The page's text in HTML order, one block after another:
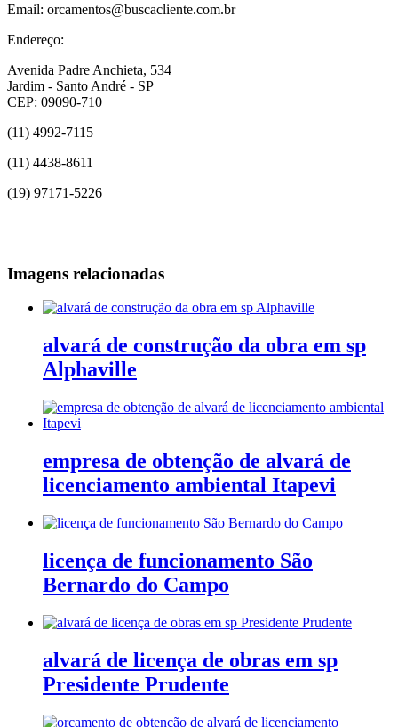
Email: orcamentos@buscacliente.com.br
Endereço:
Avenida Padre Anchieta, 534
Jardim - Santo André - SP
CEP: 09090-710
(11) 4992-7115
(11) 4438-8611
(19) 97171-5226
Imagens relacionadas
alvará de construção da obra em sp
Alphaville
empresa de obtenção de alvará de
licenciamento ambiental Itapevi
licença de funcionamento São
Bernardo do Campo
alvará de licença de obras em sp
Presidente Prudente